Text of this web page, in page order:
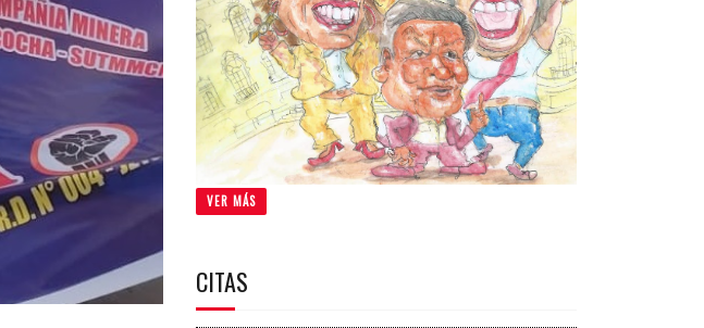
VER MÁS
CITAS